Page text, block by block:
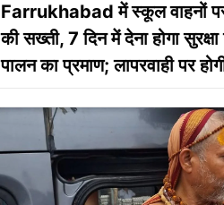
Farrukhabad में स्कूल वाहनों
की सख्ती, 7 दिन में देना होगा
पालन का प्रमाण; लापरवाही पर